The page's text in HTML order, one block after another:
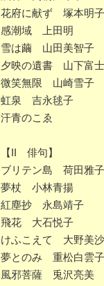
花府に献ず 塚本明子
感潮域 上田明
雪は繭 山田美智子
夕映の遺書 山下富
微笑無限 山崎雪子
虹泉 吉永毬子
汗青のこゑ
【II 俳句】
ブリテン島 荷田雅子
夢杖 小林青揚
紅塵抄 永島靖子
飛花 大石悦子
けふこえて 大野美
夢とのみ 重松白雲子
風邪菩薩 兎沢亮美